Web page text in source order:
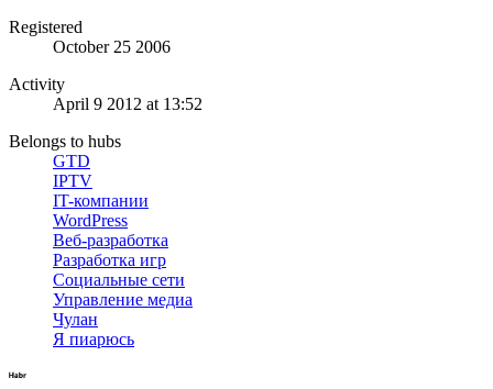
Registered
October 25 2006
Activity
April 9 2012 at 13:52
Belongs to hubs
GTD
IPTV
IT-компании
WordPress
Веб-разработка
Разработка игр
Социальные сети
Управление медиа
Чулан
Я пиарюсь